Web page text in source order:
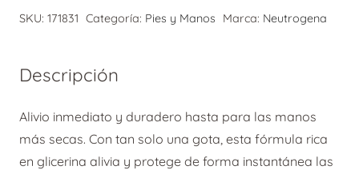
de
Concentrada
2x50
ml
cantidad
SKU: 171831 Categoría: Pies y Manos Marca: Neutrogena
Descripción
Alivio inmediato y duradero hasta para las manos
más secas. Con tan solo una gota, esta fórmula rica
en glicerina alivia y protege de forma instantánea las